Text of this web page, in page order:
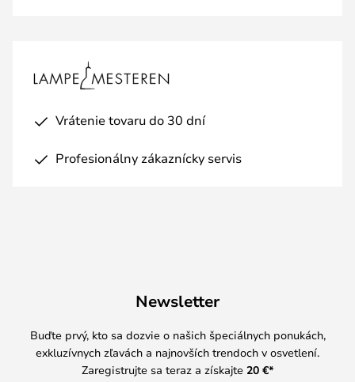
Vrátenie tovaru do 30 dní
Profesionálny zákaznícky servis
Newsletter
Buďte prvý, kto sa dozvie o našich špeciálnych ponukách,
exkluzívnych zľavách a najnovších trendoch v osvetlení.
Zaregistrujte sa teraz a získajte 20 €*